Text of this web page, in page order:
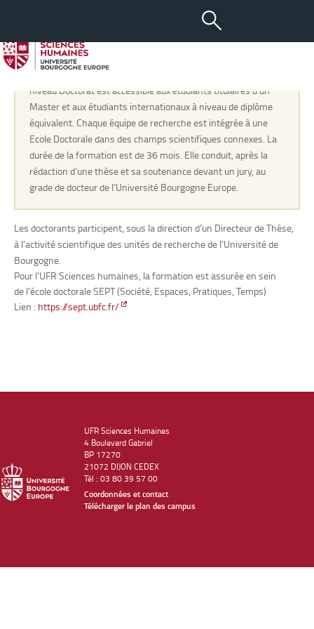
La formation doctorale est une formation par la recherche
pour la recherche, sa valorisation, l’expertise et le conseil. Le
niveau Doctorat est accessible aux étudiants titulaires d’un
Master et aux étudiants internationaux à niveau de diplôme
équivalent. Chaque équipe de recherche est intégrée à une
Ecole Doctorale dans des champs scientifiques connexes. La
durée de la formation est de 36 mois. Elle conduit, après la
rédaction d’une thèse et sa soutenance devant un jury, au
grade de docteur de l’Université Bourgogne Europe.
Les doctorants participent, sous la direction d’un Directeur de Thèse,
à l’activité scientifique des unités de recherche de l’Université de
Bourgogne.
Pour l'UFR Sciences humaines, la formation est assurée en sein
de l'école doctorale SEPT (Société, Espaces, Pratiques, Temps)
Lien : https://sept.ubfc.fr/
UFR Sciences Humaines
4 Boulevard Gabriel
BP 17270
21072 DIJON CEDEX
Tél : 03 80 39 57 00
Coordonnées et contact
Télécharger le plan des campus